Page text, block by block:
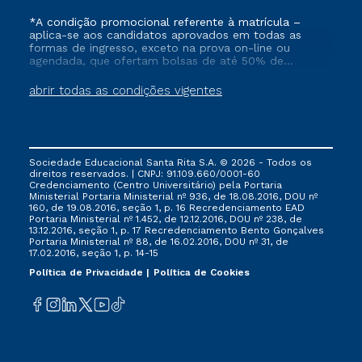
abrir todas as condições vigentes
*A condição promocional referente à matrícula –
aplica-se aos candidatos aprovados em todas as
formas de ingresso, exceto na prova on-line ou
agendada, que ofertam bolsas de até 50% de
que ainda não tenham efetivado e/ou não tenham
cancelado ou trancado sua matrícula em uma das
FIES, Prouni e outros programas governamentais, e
não se acumula com nenhuma outra campanha
ofertada pela Instituição.
Sociedade Educacional Santa Rita S.A. © 2026 - Todos os
direitos reservados. | CNPJ: 91.109.660/0001-60
Credenciamento (Centro Universitário) pela Portaria
Ministerial Portaria Ministerial nº 936, de 18.08.2016, DOU nº
160, de 19.08.2016, seção 1, p. 16 Recredenciamento EAD
Portaria Ministerial nº 1.452, de 12.12.2016, DOU nº 238, de
13.12.2016, seção 1, p. 17 Recredenciamento Bento Gonçalves
Portaria Ministerial nº 88, de 16.02.2016, DOU nº 31, de
17.02.2016, seção 1, p. 14-15
Política de Privacidade
Política de Cookies